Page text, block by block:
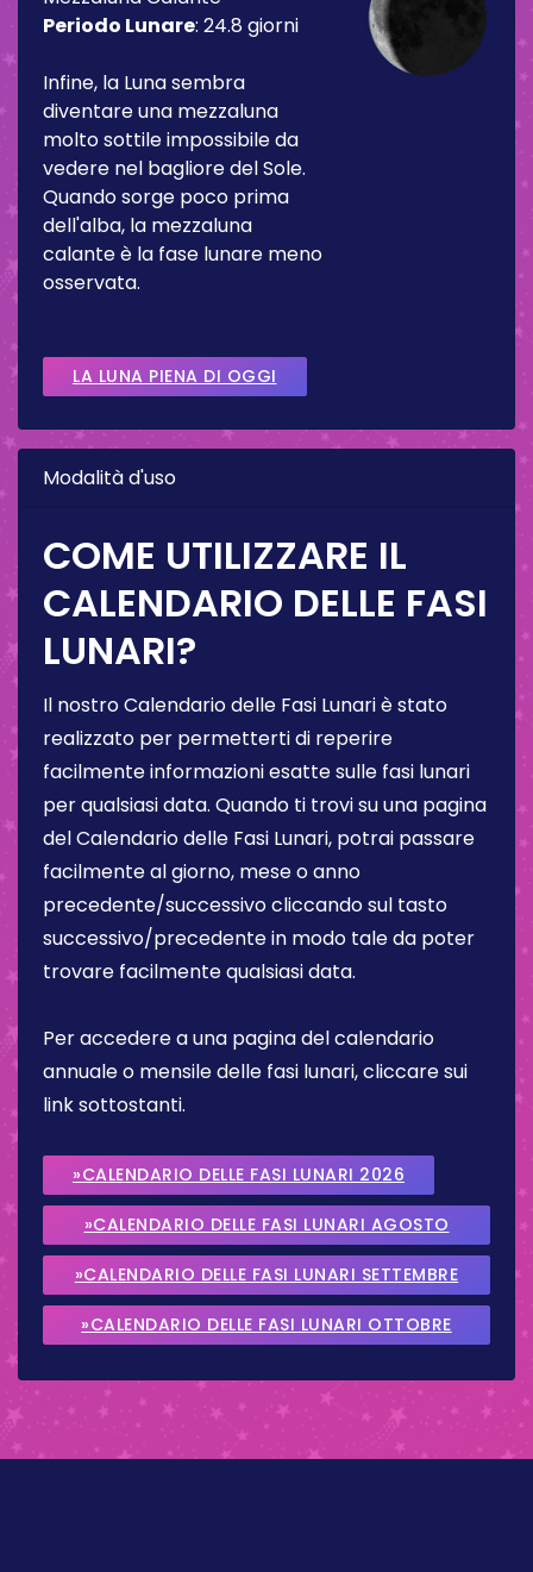
Periodo Lunare: 24.8 giorni
Infine, la Luna sembra
diventare una mezzaluna
molto sottile impossibile da
vedere nel bagliore del Sole.
Quando sorge poco prima
dell'alba, la mezzaluna
calante è la fase lunare meno
osservata.
LA LUNA PIENA DI OGGI
Modalità d'uso
COME UTILIZZARE IL
CALENDARIO DELLE FASI
LUNARI?
Il nostro Calendario delle Fasi Lunari è stato
realizzato per permetterti di reperire
facilmente informazioni esatte sulle fasi lunari
per qualsiasi data. Quando ti trovi su una pagina
del Calendario delle Fasi Lunari, potrai passare
facilmente al giorno, mese o anno
precedente/successivo cliccando sul tasto
successivo/precedente in modo tale da poter
trovare facilmente qualsiasi data.
Per accedere a una pagina del calendario
annuale o mensile delle fasi lunari, cliccare sui
link sottostanti.
»CALENDARIO DELLE FASI LUNARI 2026
»CALENDARIO DELLE FASI LUNARI AGOSTO
2026
»CALENDARIO DELLE FASI LUNARI SETTEMBRE
2026
»CALENDARIO DELLE FASI LUNARI OTTOBRE